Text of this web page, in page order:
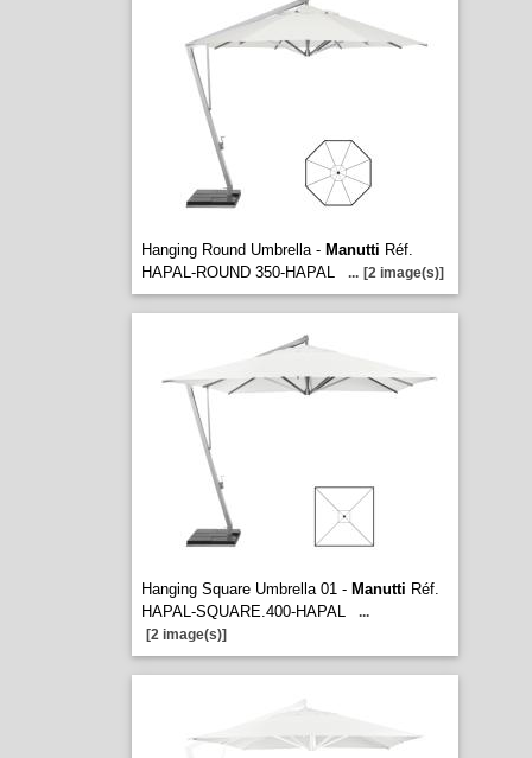
Hanging Round Umbrella - Manutti Réf.
HAPAL-ROUND 350-HAPAL
... [2 image(s)]
Hanging Square Umbrella 01 - Manutti Réf.
HAPAL-SQUARE.400-HAPAL
...
[2 image(s)]